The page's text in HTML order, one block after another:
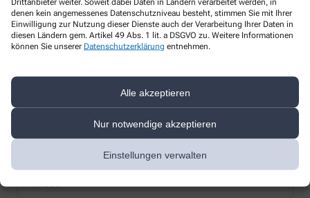
denen kein angemessenes Datenschutzniveau besteht, stimmen Sie mit Ihrer
Einwilligung zur Nutzung dieser Dienste auch der Verarbeitung Ihrer Daten in
diesen Ländern gem. Artikel 49 Abs. 1 lit. a DSGVO zu. Weitere Informationen
können Sie unserer Datenschutzerklärung entnehmen.
Alle akzeptieren
Nur notwendige akzeptieren
Einstellungen verwalten
Wenn Sie einen Ausweis über die Befreiung der gesetzlichen
Zuzahlung haben, können wir diese Info speichern und Sie
müssen Ihren Ausweis nicht immer vorzeigen.
Kundenkarte beantragen
Jetzt schnell und einfach online beantragen und beim nächsten
Besuch bei uns in der Apotheke abholen.